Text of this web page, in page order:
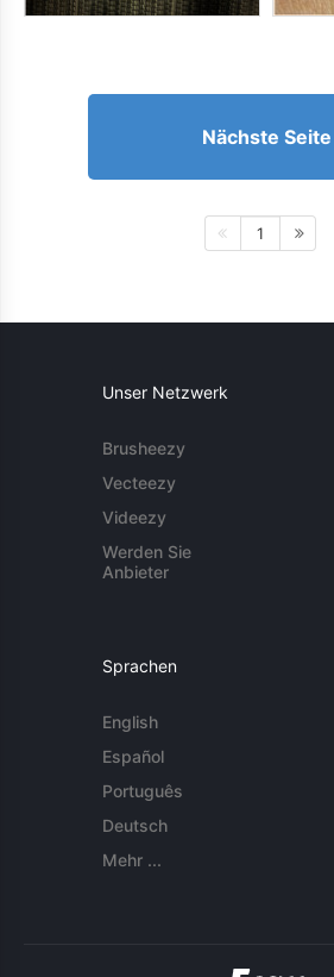
Nächste Seite
1
Unser Netzwerk
Brusheezy
Vecteezy
Videezy
Werden Sie
Anbieter
Sprachen
English
Español
Português
Deutsch
Mehr ...